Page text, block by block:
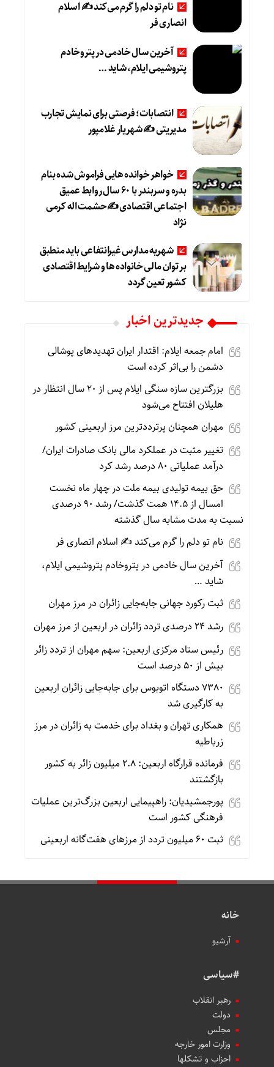
نام تو دلم را گرم می‌کند ✍️ اسلام
انصاری فر
آخرین سال خادمی در پتروخادم
پتروشیمی ایلام، شاید …
انتصابات؛ فرصتی برای نمایش تجارب
مدیریتی ✍ شهریار غلامپور
خواهر خوانده هایی فراموش شده بنام
بدره و سربندر با ۶۰ سال روابط عمیق
اجتماعی اقتصادی ✍حشمت اله کرمی
نژاد
شهریه مدارس غیرانتفاعی باید منطبق
بر توان مالی خانواده ها و شرایط اقتصادی
کشور تعین گردد
جديدترين اخبار
امام جمعه ایلام: اقتدار ایران تهدیدهای پوشالی
دشمن را بی‌اثر کرده است
بزرگترین سازه سنگی ایلام پس از ۲۰ سال انتظار در
هلیلان افتتاح می‌شود
مهران همچنان پرترددترین مرز اربعینی کشور
تغییر مثبت در عملکرد مالی بانک صادرات ایران/
درآمد عملیاتی ۸۰ درصد رشد کرد
حق بیمه تولیدی بیمه ملت در چهار ماه نخست
امسال از ۱۴.۵ همت گذشت/ رشد ۹۰ درصدی
نسبت به مدت مشابه سال گذشته
نام تو دلم را گرم می‌کند ✍️ اسلام انصاری فر
آخرین سال خادمی در پتروخادم پتروشیمی ایلام،
شاید …
ثبت رکورد جهانی جابه‌جایی زائران در مرز مهران
رشد ۲۴ درصدی تردد زائران در اربعین از مرز مهران
رئیس ستاد مرکزی اربعین: سهم مهران از تردد زائر
بیش از ۵۰ درصد است
۷۳۸۰ دستگاه اتوبوس برای جابه‌جایی زائران اربعین
به‌ کارگیری شد
همکاری تهران و بغداد برای خدمت به زائران در مرز
زرباطیه
فرمانده قرارگاه اربعین: ۲.۸ میلیون زائر به کشور
بازگشتند
پورجمشیدیان: راهپیمایی اربعین بزرگ‌ترین عملیات
فرهنگی کشور است
ثبت ۶۰ میلیون تردد از مرزهای هفت‌گانه اربعینی
خانه
آرشیو
#سیاسی
رهبر انقلاب
دولت
مجلس
وزارت امور خارجه
احزاب و تشکلها